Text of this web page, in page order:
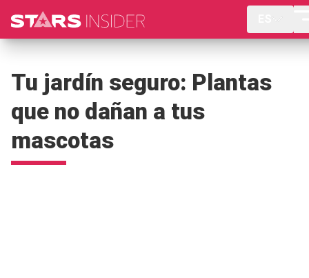
Tu jardín seguro: Plantas
que no dañan a tus
mascotas